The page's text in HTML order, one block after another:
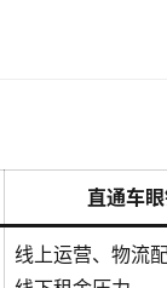
直通车
线上运营、物流